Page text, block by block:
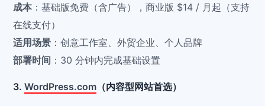
成本：基础版免费（含广告），商业版 $14 / 月起（支持
在线支付）
适用场景 ：创意工作室、外贸企业、个人品牌
部署时间 ：30 分钟内完成基础设置
3.WordPress.com （内容型网站首选）